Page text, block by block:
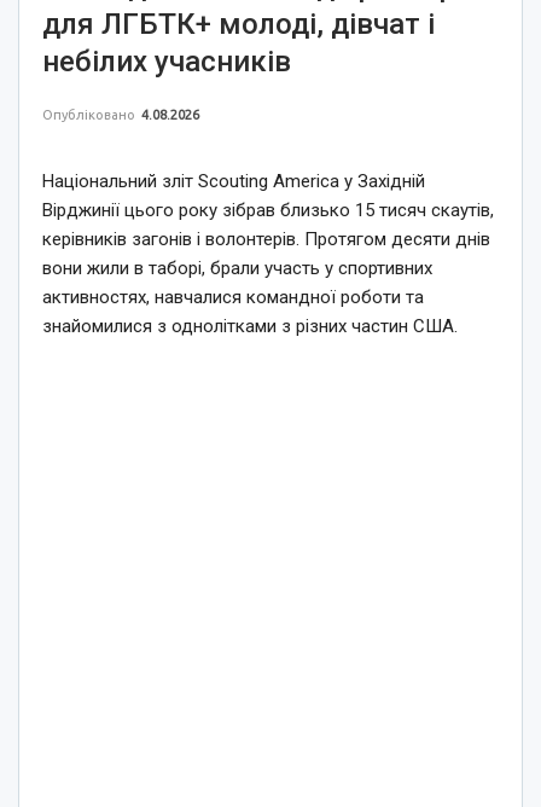
для ЛГБТК+ молоді, дівчат і
небілих учасників
Опубліковано 4.08.2026
Національний зліт Scouting America у Західній
Вірджинії цього року зібрав близько 15 тисяч скаутів,
керівників загонів і волонтерів. Протягом десяти днів
вони жили в таборі, брали участь у спортивних
активностях, навчалися командної роботи та
знайомилися з однолітками з різних частин США.